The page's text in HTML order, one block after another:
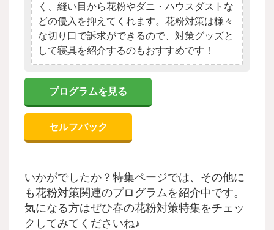
く、縫い目から花粉やダニ・ハウスダストな
どの侵入を抑えてくれます。花粉対策は様々
な切り口で訴求ができるので、対策グッズと
して寝具を紹介するのもおすすめです！
プログラムを見る
セルフバック
いかがでしたか？特集ページでは、その他に
も花粉対策関連のプログラムを紹介中です。
気になる方はぜひ春の花粉対策特集をチェッ
クしてみてくださいね♪